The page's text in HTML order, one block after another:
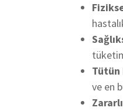
Tütün
ve en